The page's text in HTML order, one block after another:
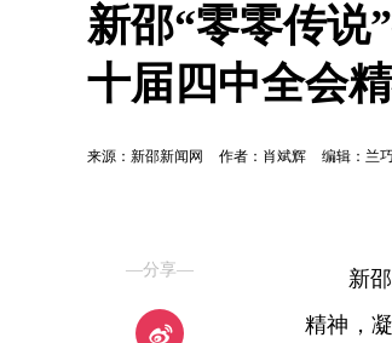
新邵“零零传说
十届四中全会
来源：新邵新闻网 作者：肖斌辉 编辑：兰
—分享— 新
精神，